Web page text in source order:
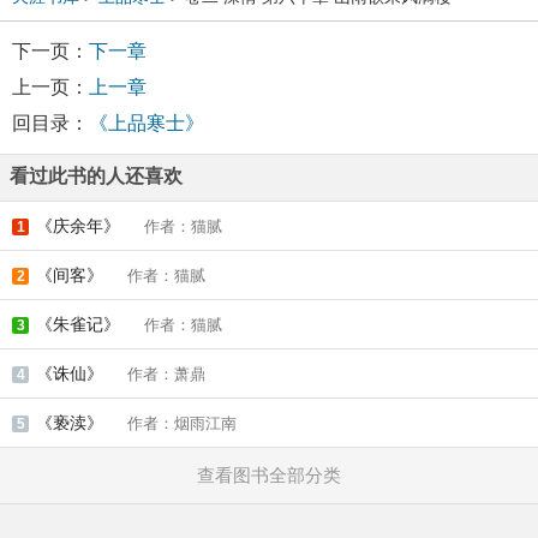
下一页： 下一章
上一页：
上一章
回目录：
《上品寒士》
看过此书的人还喜欢
1 《庆余年》 作者：猫腻
2 《间客》 作者：猫腻
3 《朱雀记》 作者：猫腻
4 《诛仙》 作者：萧鼎
5 《亵渎》 作者：烟雨江南
查看图书全部分类